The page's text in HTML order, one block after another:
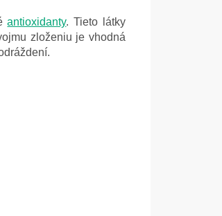
antioxidanty. Tieto látky
zloženiu je vhodná